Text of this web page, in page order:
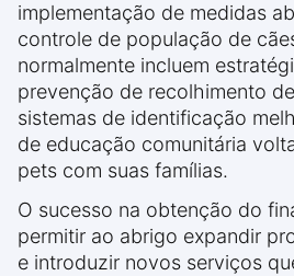
implementação de medidas
controle de população de
normalmente incluem
prevenção de recolhimento
sistemas de identificação
de educação comunitária
pets com suas famílias.
O sucesso na obtenção do
permitir ao abrigo expandir
e introduzir novos serviços